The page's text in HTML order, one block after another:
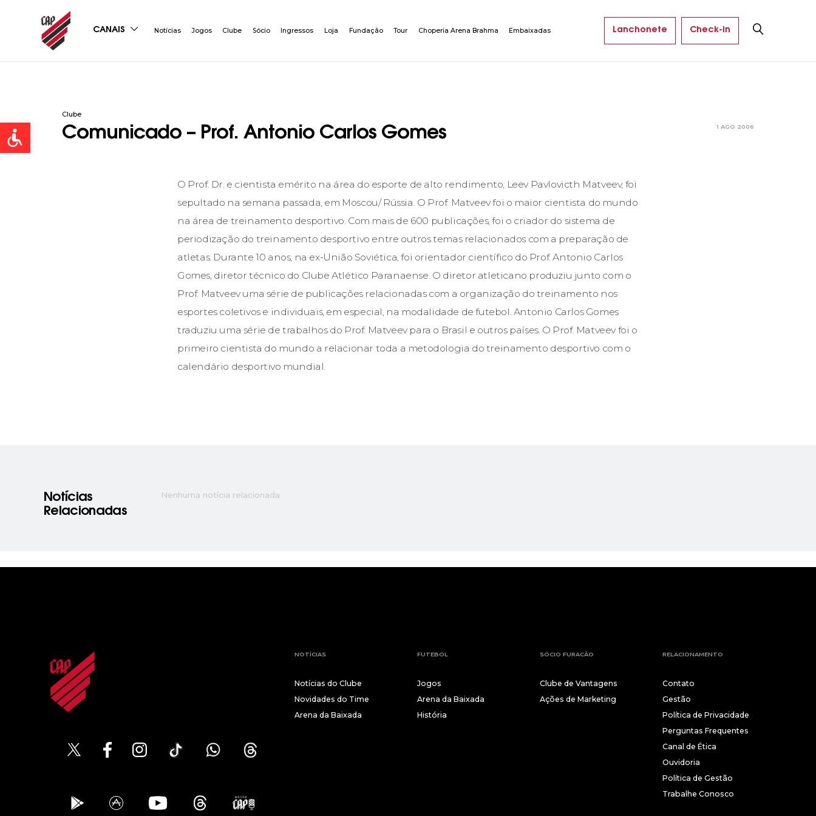
Open toolbar
CANAIS Notícias Jogos Clube Sócio Ingressos Loja Fundação Tour Choperia Arena Brahma Embaixadas Lanchonete Check-in
Clube
Comunicado – Prof. Antonio Carlos Gomes 1 AGO 2006
O Prof. Dr. e cientista emérito na área do esporte de alto rendimento, Leev Pavlovicth Matveev, foi
sepultado na semana passada, em Moscou/ Rússia. O Prof. Matveev foi o maior cientista do mundo
na área de treinamento desportivo. Com mais de 600 publicações, foi o criador do sistema de
periodização do treinamento desportivo entre outros temas relacionados com a preparação de
atletas. Durante 10 anos, na ex-União Soviética, foi orientador científico do Prof. Antonio Carlos
Gomes, diretor técnico do Clube Atlético Paranaense. O diretor atleticano produziu junto com o
Prof. Matveev uma série de publicações relacionadas com a organização do treinamento nos
esportes coletivos e individuais, em especial, na modalidade de futebol. Antonio Carlos Gomes
traduziu uma série de trabalhos do Prof. Matveev para o Brasil e outros países. O Prof. Matveev foi o
primeiro cientista do mundo a relacionar toda a metodologia do treinamento desportivo com o
calendário desportivo mundial.
Notícias
Relacionadas
Nenhuma notícia relacionada
NOTÍCIAS
Notícias do Clube
Novidades do Time
Arena da Baixada
FUTEBOL
Jogos
Arena da Baixada
História
SÓCIO FURACÃO
Clube de Vantagens
Ações de Marketing
RELACIONAMENTO
Contato
Gestão
Política de Privacidade
Perguntas Frequentes
Canal de Ética
Ouvidoria
Política de Gestão
Trabalhe Conosco